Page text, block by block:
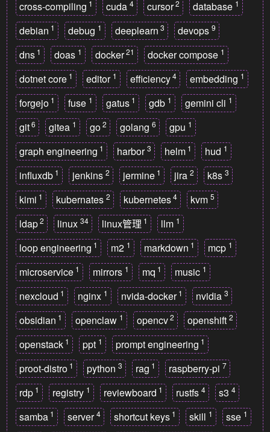
cross-compiling 1 cuda 4 cursor 2 database 1
debian 1 debug 1 deeplearn 3 devops 9
dns 1 doas 1 docker 21 docker compose 1
dotnet core 1 editor 1 efficiency 4 embedding 1
forgejo 1 fuse 1 gatus 1 gdb 1 gemini cli 1
git 6 gitea 1 go 2 golang 6 gpu 1
graph engineering 1 harbor 3 helm 1 hud 1
influxdb 1 jenkins 2 jermine 1 jira 2 k8s 3
kimi 1 kubernates 2 kubernetes 4 kvm 5
ldap 2 linux 34 linux管理 1 llm 1
loop engineering 1 m2 1 markdown 1 mcp 1
microservice 1 mirrors 1 mq 1 music 1
nexcloud 1 nginx 1 nvida-docker 1 nvidia 3
obsidian 1 openclaw 1 opencv 2 openshift 2
openstack 1 ppt 1 prompt engineering 1
proot-distro 1 python 3 rag 1 raspberry-pi 7
rdp 1 registry 1 reviewboard 1 rustfs 4 s3 4
samba 1 server 4 shortcut keys 1 skill 1 sse 1